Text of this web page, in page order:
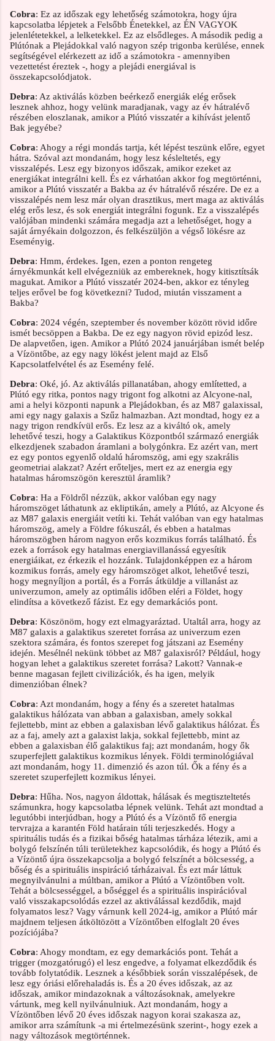
Cobra: Ez az időszak egy lehetőség számotokra, hogy újra
kapcsolatba lépjetek a Felsőbb Énetekkel, az ÉN VAGYOK
jelenlétetekkel, a lelketekkel. Ez az elsődleges. A második pedig a
Plútónak a Plejádokkal való nagyon szép trigonba kerülése, ennek
segítségével elérkezett az idő a számotokra - amennyiben
vezettetést éreztek -, hogy a plejádi energiával is
összekapcsolódjatok.
Debra: Az aktiválás közben beérkező energiák elég erősek
lesznek ahhoz, hogy velünk maradjanak, vagy az év hátralévő
részében eloszlanak, amikor a Plútó visszatér a kihívást jelentő
Bak jegyébe?
Cobra: Ahogy a régi mondás tartja, két lépést teszünk előre, egyet
hátra. Szóval azt mondanám, hogy lesz késleltetés, egy
visszalépés. Lesz egy bizonyos időszak, amikor ezeket az
energiákat integrálni kell. És ez várhatóan akkor fog megtörténni,
amikor a Plútó visszatér a Bakba az év hátralévő részére. De ez a
visszalépés nem lesz már olyan drasztikus, mert maga az aktiválás
elég erős lesz, és sok energiát integrálni fogunk. Ez a visszalépés
valójában mindenki számára megadja azt a lehetőséget, hogy a
saját árnyékain dolgozzon, és felkészüljön a végső lökésre az
Eseményig.
Debra: Hmm, érdekes. Igen, ezen a ponton rengeteg
árnyékmunkát kell elvégezniük az embereknek, hogy kitisztítsák
magukat. Amikor a Plútó visszatér 2024-ben, akkor ez tényleg
teljes erővel be fog következni? Tudod, miután visszament a
Bakba?
Cobra: 2024 végén, szeptember és november között rövid időre
ismét becsöppen a Bakba. De ez egy nagyon rövid epizód lesz.
De alapvetően, igen. Amikor a Plútó 2024 januárjában ismét belép
a Vízöntőbe, az egy nagy lökést jelent majd az Első
Kapcsolatfelvétel és az Esemény felé.
Debra: Oké, jó. Az aktiválás pillanatában, ahogy említetted, a
Plútó egy ritka, pontos nagy trigont fog alkotni az Alcyone-nal,
ami a helyi központi napunk a Plejádokban, és az M87 galaxissal,
ami egy nagy galaxis a Szűz halmazban. Azt mondtad, hogy ez a
nagy trigon rendkívül erős. Ez lesz az a kiváltó ok, amely
lehetővé teszi, hogy a Galaktikus Központból származó energiák
elkezdjenek szabadon áramlani a bolygónkra. Ez azért van, mert
ez egy pontos egyenlő oldalú háromszög, ami egy szakrális
geometriai alakzat? Azért erőteljes, mert ez az energia egy
hatalmas háromszögön keresztül áramlik?
Cobra: Ha a Földről nézzük, akkor valóban egy nagy
háromszöget láthatunk az ekliptikán, amely a Plútó, az Alcyone és
az M87 galaxis energiáit vetíti ki. Tehát valóban van egy hatalmas
háromszög, amely a Földre fókuszál, és ebben a hatalmas
háromszögben három nagyon erős kozmikus forrás található. És
ezek a források egy hatalmas energiavillanássá egyesítik
energiáikat, ez érkezik el hozzánk. Tulajdonképpen ez a három
kozmikus forrás, amely egy háromszöget alkot, lehetővé teszi,
hogy megnyíljon a portál, és a Forrás átküldje a villanást az
univerzumon, amely az optimális időben eléri a Földet, hogy
elindítsa a következő fázist. Ez egy demarkációs pont.
Debra: Köszönöm, hogy ezt elmagyaráztad. Utaltál arra, hogy az
M87 galaxis a galaktikus szeretet forrása az univerzum ezen
szektora számára, és fontos szerepet fog játszani az Esemény
idején. Mesélnél nekünk többet az M87 galaxisról? Például, hogy
hogyan lehet a galaktikus szeretet forrása? Lakott? Vannak-e
benne magasan fejlett civilizációk, és ha igen, melyik
dimenzióban élnek?
Cobra: Azt mondanám, hogy a fény és a szeretet hatalmas
galaktikus hálózata van abban a galaxisban, amely sokkal
fejlettebb, mint az ebben a galaxisban lévő galaktikus hálózat. És
az a faj, amely azt a galaxist lakja, sokkal fejlettebb, mint az
ebben a galaxisban élő galaktikus faj; azt mondanám, hogy ők
szuperfejlett galaktikus kozmikus lények. Földi terminológiával
azt mondanám, hogy 11. dimenzió és azon túl. Ők a fény és a
szeretet szuperfejlett kozmikus lényei.
Debra: Hűha. Nos, nagyon áldottak, hálásak és megtiszteltetés
számunkra, hogy kapcsolatba lépnek velünk. Tehát azt mondtad a
legutóbbi interjúdban, hogy a Plútó és a Vízöntő fő energia
tervrajza a karantén Föld határain túli terjeszkedés. Hogy a
spirituális tudás és a fizikai bőség hatalmas tárháza létezik, ami a
bolygó felszínén túli területekhez kapcsolódik, és hogy a Plútó és
a Vízöntő újra összekapcsolja a bolygó felszínét a bölcsesség, a
bőség és a spirituális inspiráció tárházaival. És ezt már láttuk
megnyilvánulni a múltban, amikor a Plútó a Vízöntőben volt.
Tehát a bölcsességgel, a bőséggel és a spirituális inspirációval
való visszakapcsolódás ezzel az aktiválással kezdődik, majd
folyamatos lesz? Vagy várnunk kell 2024-ig, amikor a Plútó már
majdnem teljesen átköltözött a Vízöntőben elfoglalt 20 éves
pozíciójába?
Cobra: Ahogy mondtam, ez egy demarkációs pont. Tehát a
trigger (mozgatórugó) el lesz engedve, a folyamat elkezdődik és
tovább folytatódik. Lesznek a későbbiek során visszalépések, de
lesz egy óriási előrehaladás is. És a 20 éves időszak, az az
időszak, amikor mindazoknak a változásoknak, amelyekre
vártunk, meg kell nyilvánulniuk. Azt mondanám, hogy a
Vízöntőben lévő 20 éves időszak nagyon korai szakasza az,
amikor arra számítunk -a mi értelmezésünk szerint-, hogy ezek a
nagy változások megtörténnek.